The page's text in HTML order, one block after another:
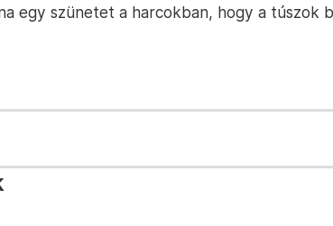
egy szünetet a harcokban, hogy a túszok